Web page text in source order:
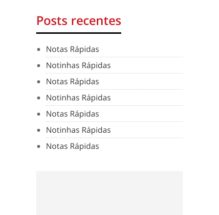
Posts recentes
Notas Rápidas
Notinhas Rápidas
Notas Rápidas
Notinhas Rápidas
Notas Rápidas
Notinhas Rápidas
Notas Rápidas